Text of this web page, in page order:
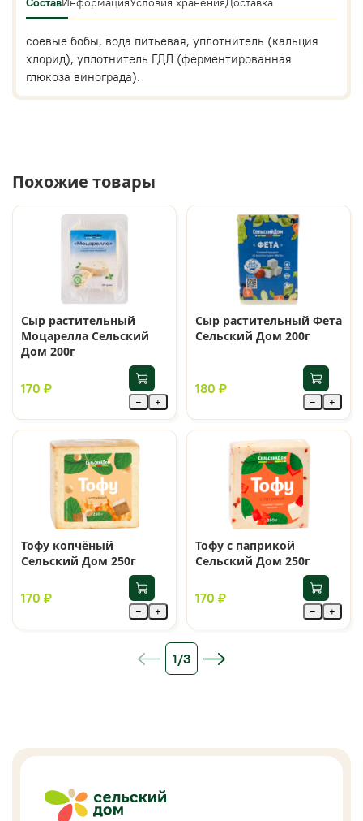
соевые бобы, вода питьевая, уплотнитель (кальция
хлорид), уплотнитель ГДЛ (ферментированная
глюкоза винограда).
Похожие товары
Сыр растительный
Моцарелла Сельский
Дом 200г
170 ₽
− +
Сыр растительный Фета
Сельский Дом 200г
180 ₽
− +
Тофу копчёный
Сельский Дом 250г
170 ₽
− +
Тофу с паприкой
Сельский Дом 250г
170 ₽
− +
1/3